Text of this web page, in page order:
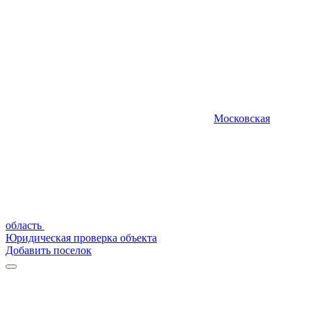
Московская
область
Юридическая проверка объекта
Добавить поселок